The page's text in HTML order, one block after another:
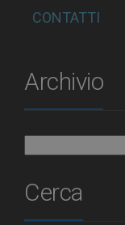
CONTATTI
Archivio
Cerca